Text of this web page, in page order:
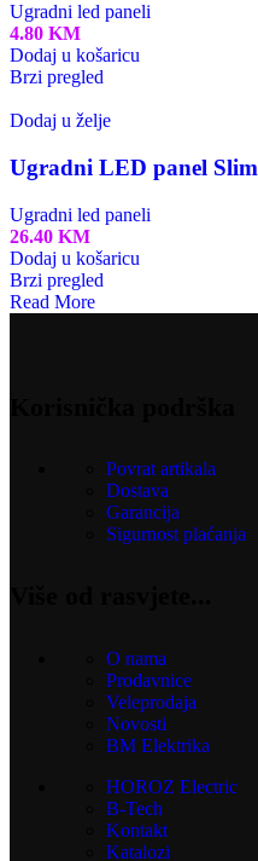
Ugradni led paneli
4.80 KM
Dodaj u košaricu
Brzi pregled
Dodaj u želje
Ugradni LED panel
Ugradni led paneli
26.40 KM
Dodaj u košaricu
Brzi pregled
Read More
Povrat artikala
Dostava
Garancija
Sigurnost plaćanja
O nama
Prodavnice
Veleprodaja
Novosti
BM Elektrika
HOROZ Electric
B-Tech
Kontakt
Katalozi